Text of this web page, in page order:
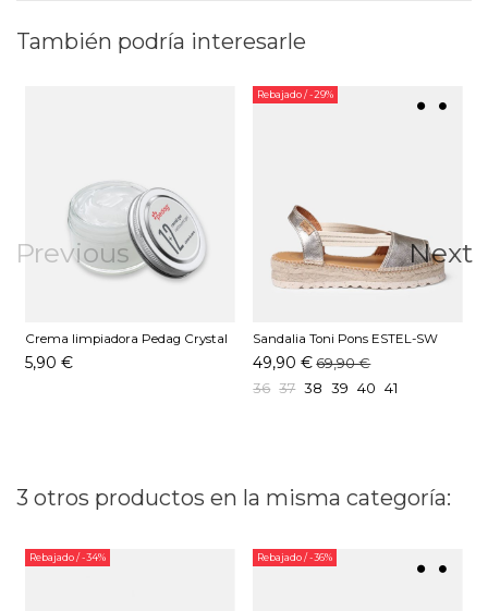
También podría interesarle
Previous
Crema limpiadora Pedag Crystal
Gel
5,90 €
Rebajado/ -29%
Sandalia Toni Pons ESTEL-SW
Platino
49,90 € 69,90 €
36 37 38 39 40 41
Next
3 otros productos en la misma categoría:
Rebajado/ -34% Rebajado/ -36%